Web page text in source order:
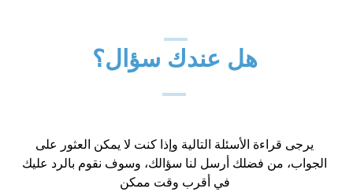
هل عندك سؤال؟
يرجى قراءة الأسئلة التالية وإذا كنت لا يمكن العثور على
الجواب، من فضلك أرسل لنا سؤالك، وسوف نقوم بالرد عليك
في أقرب وقت ممكن